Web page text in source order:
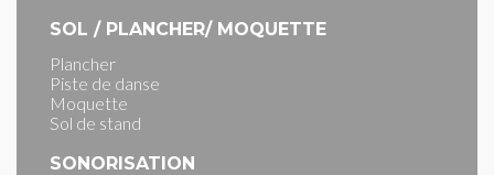
SOL / PLANCHER/ MOQUETTE
Plancher
Piste de danse
Moquette
Sol de stand
SONORISATION